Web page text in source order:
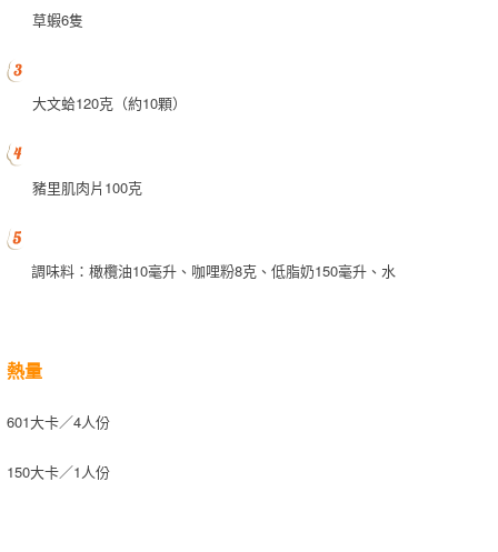
草蝦6隻
大文蛤120克（約10顆）
豬里肌肉片100克
調味料：橄欖油10毫升、咖哩粉8克、低脂奶150毫升、水
熱量
601大卡／4人份
150大卡／1人份